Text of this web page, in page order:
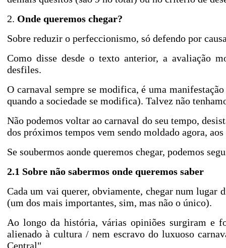
2. Onde queremos chegar?
Sobre reduzir o perfeccionismo, só defendo por
Como disse desde o texto anterior, a avaliação
desfiles.
O carnaval sempre se modifica, é uma
quando a sociedade se modifica). Talvez não
Não podemos voltar ao carnaval do seu tempo,
dos próximos tempos vem sendo moldado agora, aos
Se soubermos aonde queremos chegar, podemos
2.1 Sobre não sabermos onde queremos saber
Cada um vai querer, obviamente, chegar num lugar
(um dos mais importantes, sim, mas não o único).
Ao longo da história, várias opiniões surgiram e
alienado à cultura / nem escravo do luxuoso
Central"